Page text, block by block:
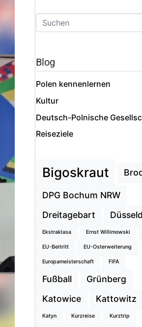
Blog
Polen kennenlernen
Kultur
Deutsch-Polnische
Reiseziele
Bigoskraut
DPG Bochum NRW
Dreitagebart
Ekstraklasa Ernst Willimowski
EU-Beitritt EU-Osterweiterung
Europameisterschaft FIFA
Fußball
Grünberg
Katowice
Kattowitz
Katyn Kurzreise Kurztrip